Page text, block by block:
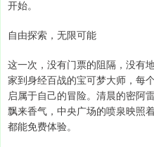
开始。
自由探索，无限可能
这一次，没有门票的阻隔，没有
家到身经百战的宝可梦大师，每
启属于自己的冒险。清晨的密阿
飘来香气，中央广场的喷泉映
都能免费体验。